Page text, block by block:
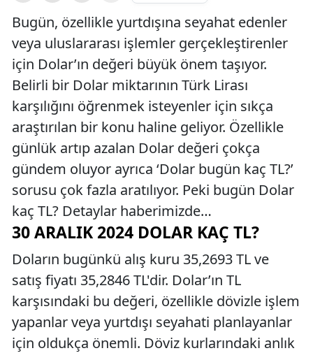
Bugün, özellikle yurtdışına seyahat edenler
veya uluslararası işlemler gerçekleştirenler
için Dolar’ın değeri büyük önem taşıyor.
Belirli bir Dolar miktarının Türk Lirası
karşılığını öğrenmek isteyenler için sıkça
araştırılan bir konu haline geliyor. Özellikle
günlük artıp azalan Dolar değeri çokça
gündem oluyor ayrıca ‘Dolar bugün kaç TL?’
sorusu çok fazla aratılıyor. Peki bugün Dolar
kaç TL? Detaylar haberimizde…
30 ARALIK 2024 DOLAR KAÇ TL?
Doların bugünkü alış kuru 35,2693 TL ve
satış fiyatı 35,2846 TL'dir. Dolar’ın TL
karşısındaki bu değeri, özellikle dövizle işlem
yapanlar veya yurtdışı seyahati planlayanlar
için oldukça önemli. Döviz kurlarındaki anlık